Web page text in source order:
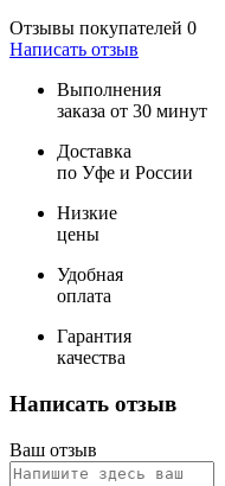
Отзывы покупателей 0
Написать отзыв
Выполнения
заказа от 30 минут
Доставка
по Уфе и России
Низкие
цены
Удобная
оплата
Гарантия
качества
Написать отзыв
Ваш отзыв